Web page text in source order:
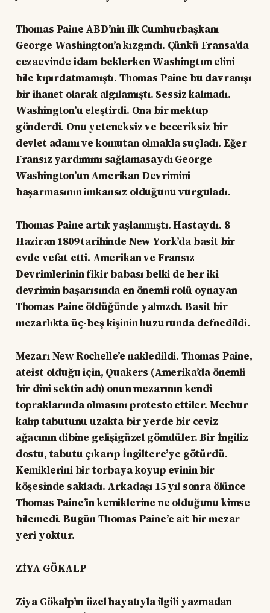
Thomas Paine ABD’nin ilk Cumhurbaşkanı
George Washington’a kızgındı. Çünkü Fransa’da
cezaevinde idam beklerken Washington elini
bile kıpırdatmamıştı. Thomas Paine bu davranışı
bir ihanet olarak algılamıştı. Sessiz kalmadı.
Washington’u eleştirdi. Ona bir mektup
gönderdi. Onu yeteneksiz ve beceriksiz bir
devlet adamı ve komutan olmakla suçladı. Eğer
Fransız yardımını sağlamasaydı George
Washington’un Amerikan Devrimini
başarmasının imkansız olduğunu vurguladı.
Thomas Paine artık yaşlanmıştı. Hastaydı. 8
Haziran 1809 tarihinde New York’da basit bir
evde vefat etti. Amerikan ve Fransız
Devrimlerinin fikir babası belki de her iki
devrimin başarısında en önemli rolü oynayan
Thomas Paine öldüğünde yalnızdı. Basit bir
mezarlıkta üç-beş kişinin huzurunda defnedildi.
Mezarı New Rochelle’e nakledildi. Thomas Paine,
ateist olduğu için, Quakers (Amerika’da önemli
bir dini sektin adı) onun mezarının kendi
topraklarında olmasını protesto ettiler. Mecbur
kalıp tabutunu uzakta bir yerde bir ceviz
ağacının dibine gelişigüzel gömdüler. Bir İngiliz
dostu, tabutu çıkarıp İngiltere’ye götürdü.
Kemiklerini bir torbaya koyup evinin bir
köşesinde sakladı. Arkadaşı 15 yıl sonra ölünce
Thomas Paine’in kemiklerine ne olduğunu kimse
bilemedi. Bugün Thomas Paine’e ait bir mezar
yeri yoktur.
ZİYA GÖKALP
Ziya Gökalp’ın özel hayatıyla ilgili yazmadan